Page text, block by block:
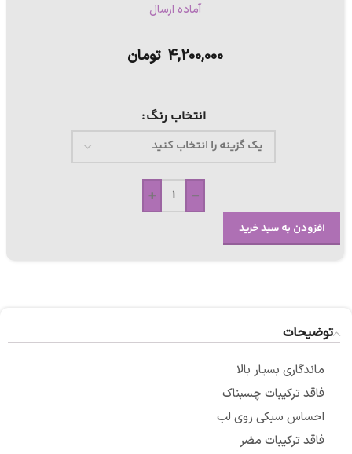
آماده ارسال
4,200,000 تومان
انتخاب رنگ
-
+
افزودن به سبد خرید
توضیحات
ماندگاری بسیار بالا
فاقد ترکیبات چسبناک
احساس سبکی روی لب
فاقد ترکیبات مضر